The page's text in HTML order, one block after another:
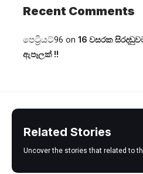
Recent Comments
පෙට්‍රියට්96 on 16 වසරක
ඇපෑලක් !!
Related Stories
Uncover the stories that related to